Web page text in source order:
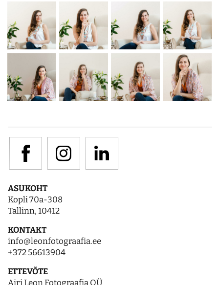
ASUKOHT
Kopli 70a-308
Tallinn, 10412
KONTAKT
info@leonfotograafia.ee
+372 56613904
ETTEVÕTE
Airi Leon Fotograafia OÜ